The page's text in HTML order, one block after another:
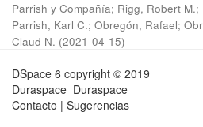
Parrish y Compañía; Rigg, Robert M.;
Parrish, Karl C.; Obregón, Rafael;
Claud N. (2021-04-15)
DSpace 6 copyright © 2019
Duraspace Duraspace
Contacto | Sugerencias